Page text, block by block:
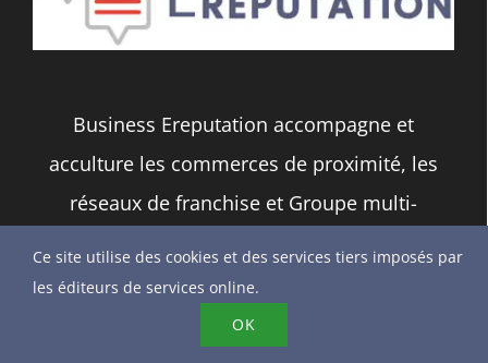
Business Ereputation accompagne et
acculture les commerces de proximité, les
réseaux de franchise et Groupe multi-
leur réputation digitale et l’outil Google My
Business.
Ce site utilise des cookies et des services tiers imposés par
les éditeurs de services online.
OK